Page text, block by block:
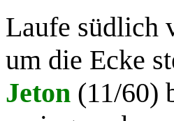
Laufe südlich
um die Ecke
Jeton (11/60)